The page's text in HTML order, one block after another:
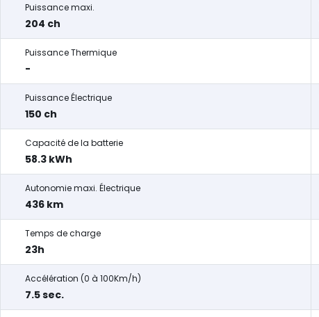
Puissance maxi.
204 ch
Puissance Thermique
-
Puissance Électrique
150 ch
Capacité de la batterie
58.3 kWh
Autonomie maxi. Électrique
436 km
Temps de charge
23h
Accélération (0 à 100Km/h)
7.5 sec.